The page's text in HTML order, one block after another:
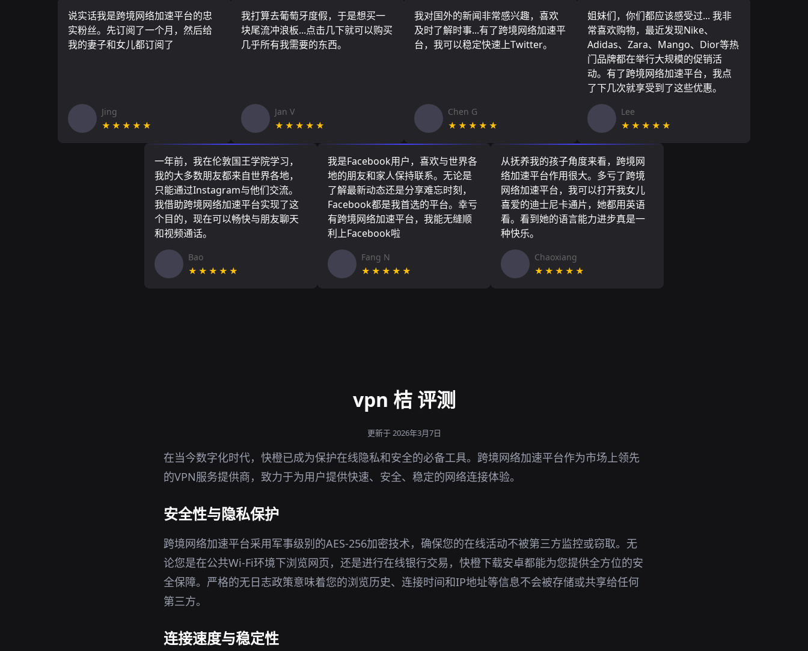
说实话我是跨境网络加速平台的忠
实粉丝。先订阅了一个月，然后给
我的妻子和女儿都订阅了
Jing
★★★★★
我打算去葡萄牙度假，于是想买一
块尾流冲浪板...点击几下就可以购买
几乎所有我需要的东西。
Jan V
★★★★★
我对国外的新闻非常感兴趣，喜欢
及时了解时事...有了跨境网络加速平
台，我可以稳定快速上Twitter。
Chen G
★★★★★
姐妹们，你们都应该感受过... 我非
常喜欢购物，最近发现Nike、
Adidas、Zara、Mango、Dior等热
门品牌都在举行大规模的促销活
动。有了跨境网络加速平台，我点
了下几次就享受到了这些优惠。
Lee
★★★★★
一年前，我在伦敦国王学院学习，
我的大多数朋友都来自世界各地，
只能通过Instagram与他们交流。
我借助跨境网络加速平台实现了这
个目的，现在可以畅快与朋友聊天
和视频通话。
Bao
★★★★★
我是Facebook用户，喜欢与世界各
地的朋友和家人保持联系。无论是
了解最新动态还是分享难忘时刻，
Facebook都是我首选的平台。幸亏
有跨境网络加速平台，我能无缝顺
利上Facebook啦
Fang N
★★★★★
从抚养我的孩子角度来看，跨境网
络加速平台作用很大。多亏了跨境
网络加速平台，我可以打开我女儿
喜爱的迪士尼卡通片，她都用英语
看。看到她的语言能力进步真是一
种快乐。
Chaoxiang
★★★★★
vpn 桔 评测
更新于 2026年3月7日
在当今数字化时代，快橙已成为保护在线隐私和安全的必备工具。跨境网络加速平台作为市场上领先
的VPN服务提供商，致力于为用户提供快速、安全、稳定的网络连接体验。
安全性与隐私保护
跨境网络加速平台采用军事级别的AES-256加密技术，确保您的在线活动不被第三方监控或窃取。无
论您是在公共Wi-Fi环境下浏览网页，还是进行在线银行交易，快橙下载安卓都能为您提供全方位的安
全保障。严格的无日志政策意味着您的浏览历史、连接时间和IP地址等信息不会被存储或共享给任何
第三方。
连接速度与稳定性